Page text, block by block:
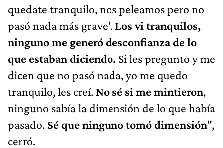
quedate tranquilo, nos peleamos pero no
pasó nada más grave'. Los vi tranquilos,
ninguno me generó desconfianza de lo
que estaban diciendo. Si les pregunto y me
dicen que no pasó nada, yo me quedo
tranquilo, les creí. No sé si me mintieron,
ninguno sabía la dimensión de lo que había
pasado. Sé que ninguno tomó dimensión",
cerró.